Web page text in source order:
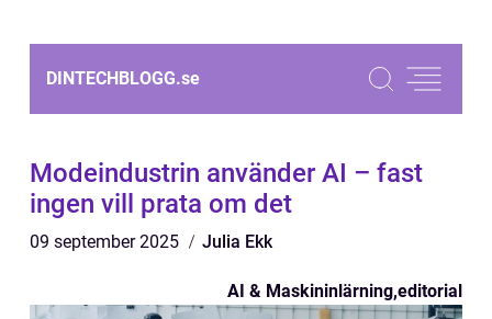
DINTECHBLOGG.se
Modeindustrin använder AI – fast
ingen vill prata om det
09 september 2025 Julia Ekk
AI & Maskininlärning,editorial